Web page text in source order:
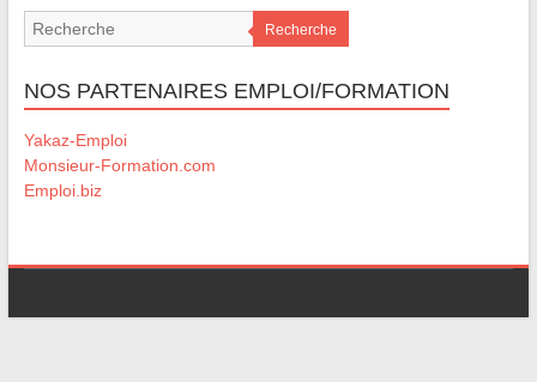
Recherche
NOS PARTENAIRES EMPLOI/FORMATION
Yakaz-Emploi
Monsieur-Formation.com
Emploi.biz